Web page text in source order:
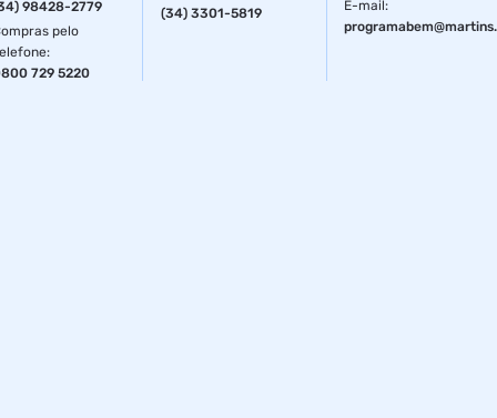
98428-2779
pelo
:
729 5220
(34) 3301-5819
E-mail: